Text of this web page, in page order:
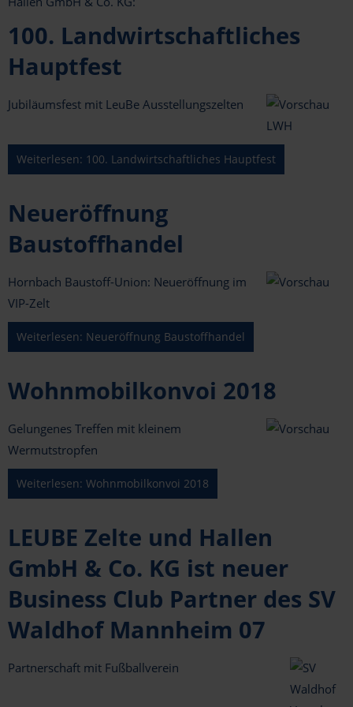
Teppichboden
Individuelle Sonderlösungen
Mobiliardekoration
Mobile Toiletten
Messe & Produktpräsentation
Sport & Kulturveranstaltungen
100. Landwirtschaftliches
Hauptfest
Jubiläumsfest mit LeuBe Ausstellungszelten
Weiterlesen: 100. Landwirtschaftliches Hauptfest
Neueröffnung
Baustoffhandel
Hornbach Baustoff-Union: Neueröffnung im
VIP-Zelt
Weiterlesen: Neueröffnung Baustoffhandel
Wohnmobilkonvoi 2018
Gelungenes Treffen mit kleinem
Wermutstropfen
Weiterlesen: Wohnmobilkonvoi 2018
LEUBE Zelte und Hallen
GmbH & Co. KG ist neuer
Business Club Partner des SV
Waldhof Mannheim 07
Partnerschaft mit Fußballverein